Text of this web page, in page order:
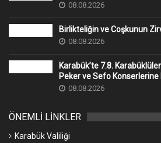
08.08.2026
Birlikteliğin ve Coşkunun
08.08.2026
Karabük’te 7.8.
Peker ve Sefo Konserlerine
08.08.2026
ÖNEMLİ LİNKLER
Karabük Valiliği